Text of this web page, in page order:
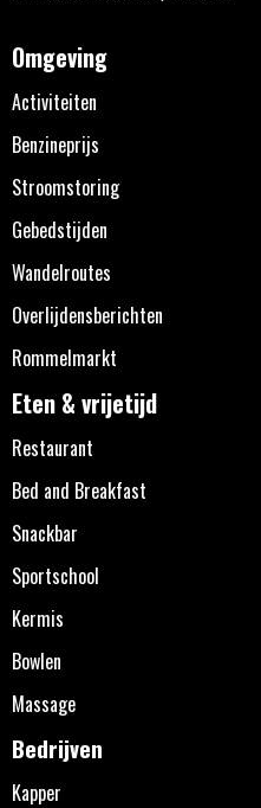
Omgeving
Activiteiten
Benzineprijs
Stroomstoring
Gebedstijden
Wandelroutes
Overlijdensberichten
Rommelmarkt
Eten & vrijetijd
Restaurant
Bed and Breakfast
Snackbar
Sportschool
Kermis
Bowlen
Massage
Bedrijven
Kapper